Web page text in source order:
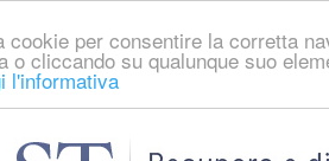
per consentire la corretta
o cliccando su qualunque suo
l'informativa